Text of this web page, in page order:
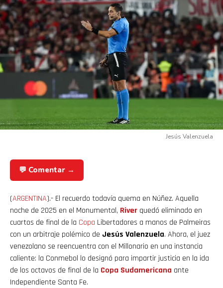
Jesús Valenzuela
💬 Comentar →
(ARGENTINA).- El recuerdo todavía quema en Núñez. Aquella
noche de 2025 en el Monumental, River quedó eliminado en
cuartos de final de la Copa Libertadores a manos de Palmeiras
con un arbitraje polémico de Jesús Valenzuela. Ahora, el juez
venezolano se reencuentra con el Millonario en una instancia
caliente: la Conmebol lo designó para impartir justicia en la ida
de los octavos de final de la Copa Sudamericana ante
Independiente Santa Fe.